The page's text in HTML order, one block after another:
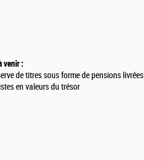
venir :
de titres sous forme de pensions livrées
en valeurs du trésor